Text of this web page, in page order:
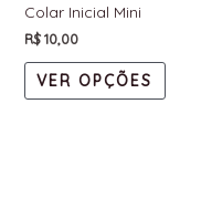
Colar Inicial Mini
R$10,00
VER OPÇÕES